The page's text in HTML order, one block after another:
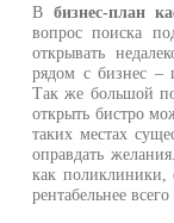
В бизнес-план
вопрос поиска
открывать
рядом с бизнес –
Так же большой
открыть бистро
таких местах
оправдать
как поликлиники,
рентабельнее